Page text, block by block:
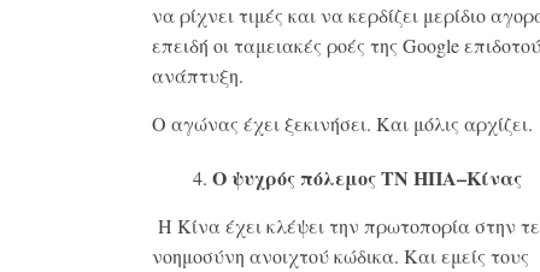
να ρίχνει τιμές και να κερδίζει μερίδιο
επειδή οι ταμειακές ροές της Google
ανάπτυξη.
Ο αγώνας έχει ξεκινήσει. Και μόλις αρχίζει.
Ο ψυχρός πόλεμος ΤΝ ΗΠΑ–Κίνας
Η Κίνα έχει κλέψει την πρωτοπορία στην
νοημοσύνη ανοιχτού κώδικα. Και εμείς τους